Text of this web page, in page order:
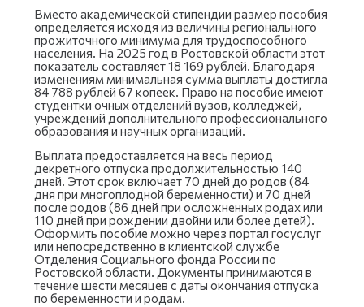
Вместо академической стипендии размер пособия
определяется исходя из величины регионального
прожиточного минимума для трудоспособного
населения. На 2025 год в Ростовской области этот
показатель составляет 18 169 рублей. Благодаря
изменениям минимальная сумма выплаты достигла
84 788 рублей 67 копеек. Право на пособие имеют
студентки очных отделений вузов, колледжей,
учреждений дополнительного профессионального
образования и научных организаций.
Выплата предоставляется на весь период
декретного отпуска продолжительностью 140
дней. Этот срок включает 70 дней до родов (84
дня при многоплодной беременности) и 70 дней
после родов (86 дней при осложненных родах или
110 дней при рождении двойни или более детей).
Оформить пособие можно через портал госуслуг
или непосредственно в клиентской службе
Отделения Социального фонда России по
Ростовской области. Документы принимаются в
течение шести месяцев с даты окончания отпуска
по беременности и родам.